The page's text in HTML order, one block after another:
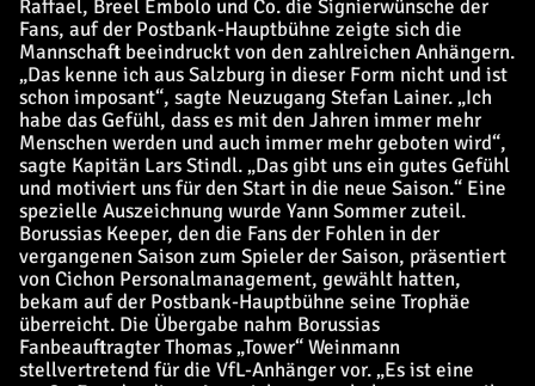
Raffael, Breel Embolo und Co. die Signierwünsche der
Fans, auf der Postbank-Hauptbühne zeigte sich die
Mannschaft beeindruckt von den zahlreichen Anhängern.
„Das kenne ich aus Salzburg in dieser Form nicht und ist
schon imposant“, sagte Neuzugang Stefan Lainer. „Ich
habe das Gefühl, dass es mit den Jahren immer mehr
Menschen werden und auch immer mehr geboten wird“,
sagte Kapitän Lars Stindl. „Das gibt uns ein gutes Gefühl
und motiviert uns für den Start in die neue Saison.“ Eine
spezielle Auszeichnung wurde Yann Sommer zuteil.
Borussias Keeper, den die Fans der Fohlen in der
vergangenen Saison zum Spieler der Saison, präsentiert
von Cichon Personalmanagement, gewählt hatten,
bekam auf der Postbank-Hauptbühne seine Trophäe
überreicht. Die Übergabe nahm Borussias
Fanbeauftragter Thomas „Tower“ Weinmann
stellvertretend für die VfL-Anhänger vor. „Es ist eine